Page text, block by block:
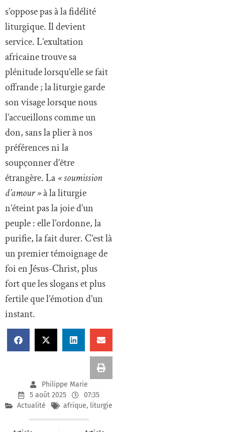
s’oppose pas à la fidélité
liturgique. Il devient
service. L’exultation
africaine trouve sa
plénitude lorsqu’elle se fait
offrande ; la liturgie garde
son visage lorsque nous
l’accueillons comme un
don, sans la plier à nos
préférences ni la
soupçonner d’être
étrangère. La« soumission
d’amour »à la liturgie
n’éteint pas la joie d’un
peuple : elle l’ordonne, la
purifie, la fait durer. C’est là
un premier témoignage de
foi en Jésus-Christ, plus
fort que les slogans et plus
fertile que l’émotion d’un
instant.
Philippe Marie
5 août 2025
07:35
Actualité
afrique, liturgie